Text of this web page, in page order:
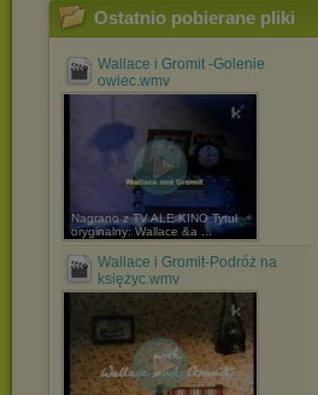
Ostatnio pobierane pliki
Wallace i Gromit -Golenie
owiec.wmv
Nagrano z TV ALE KINO Tytuł
oryginalny: Wallace &a ...
Wallace i Gromit-Podróż na
księżyc.wmv